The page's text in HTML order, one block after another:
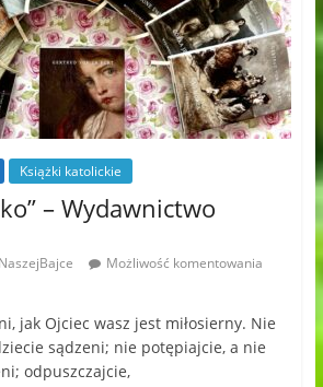
Książki katolickie
– Wydawnictwo
Możliwość komentowania
jak Ojciec wasz jest miłosierny. Nie
sądzeni; nie potępiajcie, a nie
odpuszczajcie,